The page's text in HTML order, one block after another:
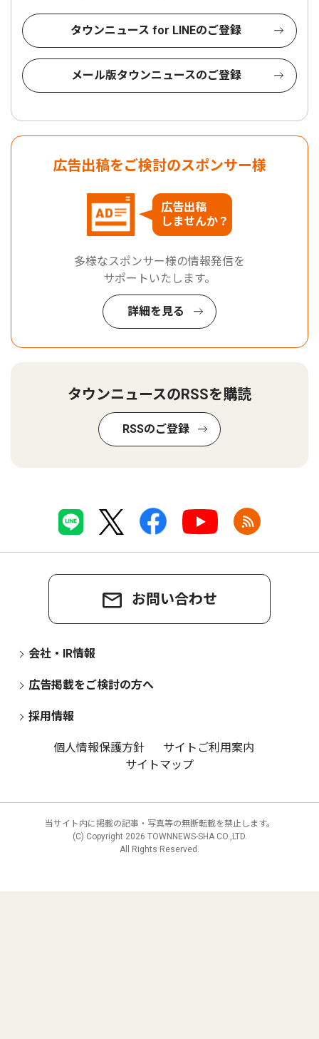
タウンニュース for LINEのご登録
メール版タウンニュースのご登録
広告出稿をご検討のスポンサー様
広告出稿
しませんか？
多様なスポンサー様の情報発信を
サポートいたします。
詳細を見る
タウンニュースのRSSを購読
RSSのご登録
お問い合わせ
会社・IR情報
広告掲載をご検討の方へ
採用情報
個人情報保護方針
サイトご利用案内
サイトマップ
当サイト内に掲載の記事・写真等の無断転載を禁止します。
(C) Copyright 2026 TOWNNEWS-SHA CO.,LTD.
All Rights Reserved.